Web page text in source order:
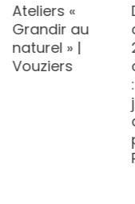
Ateliers «
Grandir au
naturel » |
Vouziers